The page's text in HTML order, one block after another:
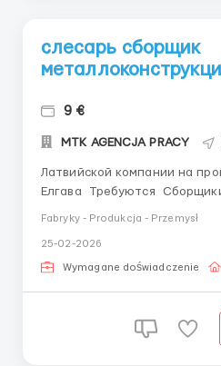
слесарь сборщик
9 €
MTK AGENCJA PRACY
Латвийской компании на
Елгава Требуются Сборщики металлоконструкций
газовой резкой, владение всеми измерительными
Fabryky - Produkcja - Przemysł
25-02-2026
Wymagane doświadczenie